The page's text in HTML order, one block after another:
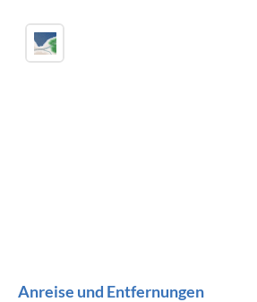
Anreise und Entfernungen